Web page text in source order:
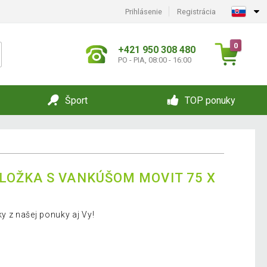
Prihlásenie Registrácia
+421 950 308 480
PO - PIA, 08:00 - 16:00
0
Šport TOP ponuky
S VANKÚŠOM MOVIT 75 X
z našej ponuky aj Vy!